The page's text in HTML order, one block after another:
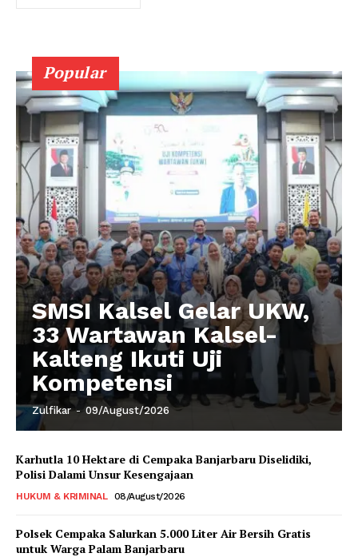
Popular
SMSI Kalsel Gelar UKW,
33 Wartawan Kalsel-
Kalteng Ikuti Uji
Kompetensi
Zulfikar - 09/August/2026
Karhutla 10 Hektare di Cempaka Banjarbaru Diselidiki,
Polisi Dalami Unsur Kesengajaan
HUKUM & KRIMINAL 08/August/2026
Polsek Cempaka Salurkan 5.000 Liter Air Bersih Gratis
untuk Warga Palam Banjarbaru